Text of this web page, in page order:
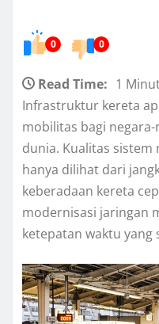
0 0
Read Time: 1
Infrastruktur kereta
mobilitas bagi
dunia. Kualitas
hanya dilihat dari
keberadaan kereta
modernisasi jaringan
ketepatan waktu yang